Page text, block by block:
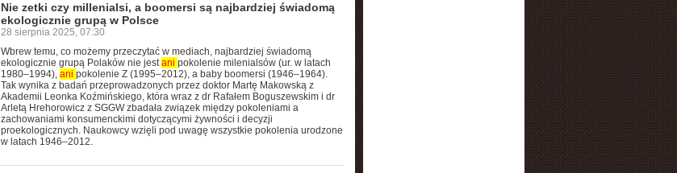
Nie zetki czy millenialsi, a boomersi są najbardziej świadomą
ekologicznie grupą w Polsce
28 sierpnia 2025, 07:30
Wbrew temu, co możemy przeczytać w mediach, najbardziej świadomą
ekologicznie grupą Polaków nie jestani pokolenie milenialsów (ur. w latach
1980–1994), ani pokolenie Z (1995–2012), a baby boomersi (1946–1964).
Tak wynika z badań przeprowadzonych przez doktor Martę Makowską z
Akademii Leonka Koźmińskiego, która wraz z dr Rafałem Boguszewskim i dr
Arletą Hrehorowicz z SGGW zbadała związek między pokoleniami a
zachowaniami konsumenckimi dotyczącymi żywności i decyzji
proekologicznych. Naukowcy wzięli pod uwagę wszystkie pokolenia urodzone
w latach 1946–2012.